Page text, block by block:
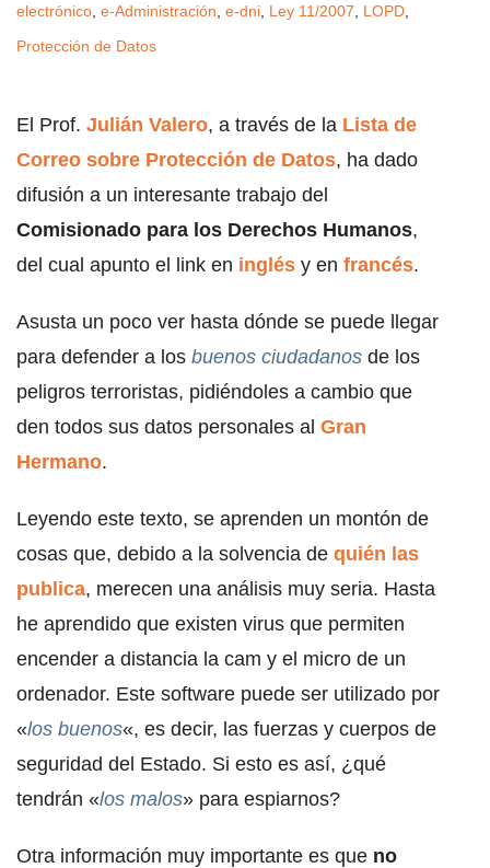
electrónico e-Administración e-dni Ley 11/2007 LOPD
Protección de Datos
El Prof. Julián Valero, a través de la Lista de
Correo sobre Protección de Datos, ha dado
difusión a un interesante trabajo del
Comisionado para los Derechos Humanos,
del cual apunto el link en inglés y en francés.
Asusta un poco ver hasta dónde se puede llegar
para defender a los buenos ciudadanos de los
peligros terroristas, pidiéndoles a cambio que
den todos sus datos personales al Gran
Hermano.
Leyendo este texto, se aprenden un montón de
cosas que, debido a la solvencia de quién las
publica, merecen una análisis muy seria. Hasta
he aprendido que existen virus que permiten
encender a distancia la cam y el micro de un
ordenador. Este software puede ser utilizado por
«los buenos«, es decir, las fuerzas y cuerpos de
seguridad del Estado. Si esto es así, ¿qué
tendrán «los malos» para espiarnos?
Otra información muy importante es que no